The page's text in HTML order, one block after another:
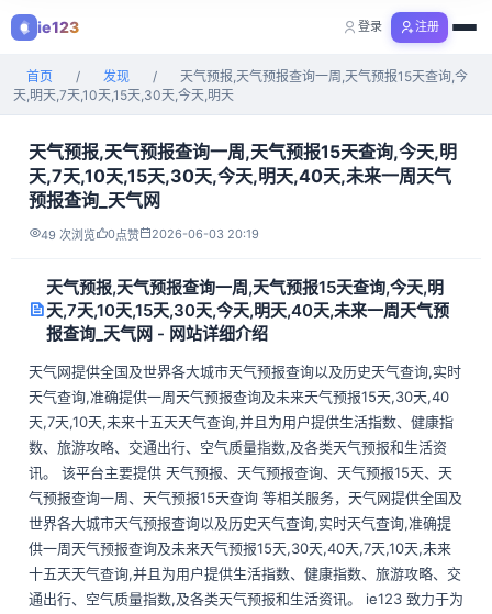
ie123
全部分类
登录 注册
首页 / 发现 /
天气预报,天气预报查询一周,天气预报15天查询,今
天,明天,7天,10天,15天,30天,今天,明天
天气预报,天气预报查询一周,天气预报15天查询,今天,明
天,7天,10天,15天,30天,今天,明天,40天,未来一周天气
预报查询_天气网
49 次浏览 0点赞 2026-06-03 20:19
天气预报,天气预报查询一周,天气预报15天查询,今天,明
天,7天,10天,15天,30天,今天,明天,40天,未来一周天气预
报查询_天气网 - 网站详细介绍
天气网提供全国及世界各大城市天气预报查询以及历史天气查询,实时
天气查询,准确提供一周天气预报查询及未来天气预报15天,30天,40
天,7天,10天,未来十五天天气查询,并且为用户提供生活指数、健康指
数、旅游攻略、交通出行、空气质量指数,及各类天气预报和生活资
讯。 该平台主要提供 天气预报、天气预报查询、天气预报15天、天
气预报查询一周、天气预报15天查询 等相关服务，天气网提供全国及
世界各大城市天气预报查询以及历史天气查询,实时天气查询,准确提
供一周天气预报查询及未来天气预报15天,30天,40天,7天,10天,未来
十五天天气查询,并且为用户提供生活指数、健康指数、旅游攻略、交
通出行、空气质量指数,及各类天气预报和生活资讯。 ie123 致力于为